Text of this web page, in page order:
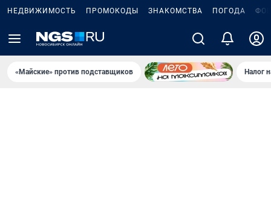
НЕДВИЖИМОСТЬ ПРОМОКОДЫ ЗНАКОМСТВА ПОГОДА
«Майские» против подставщиков Налог